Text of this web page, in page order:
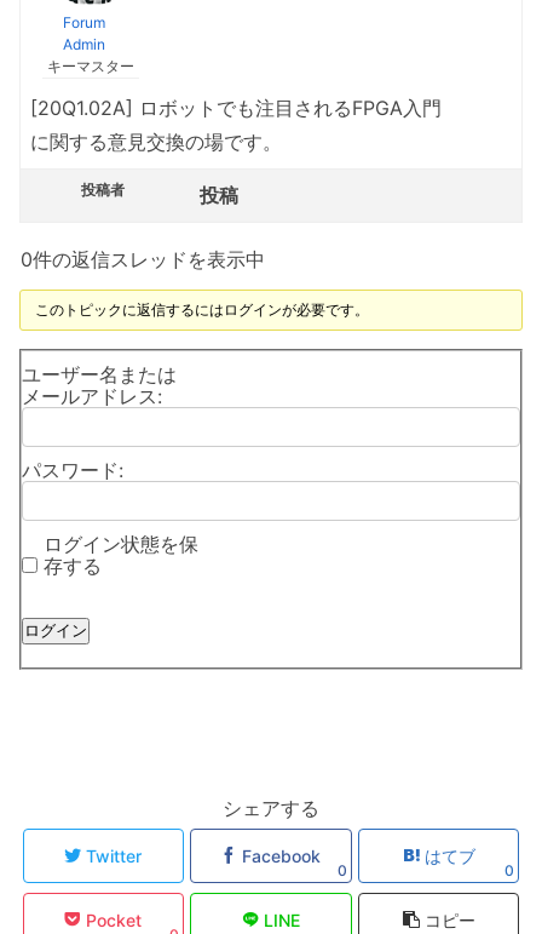
Forum
Admin
キーマスター
[20Q1.02A] ロボットでも注目されるFPGA⼊⾨
に関する意見交換の場です。
投稿者 投稿
0件の返信スレッドを表示中
このトピックに返信するにはログインが必要です。
ユーザー名または
メールアドレス:
パスワード:
ログイン状態を保
存する
ログイン
シェアする
Twitter Facebook
0
はてブ
0
Pocket LINE コピー